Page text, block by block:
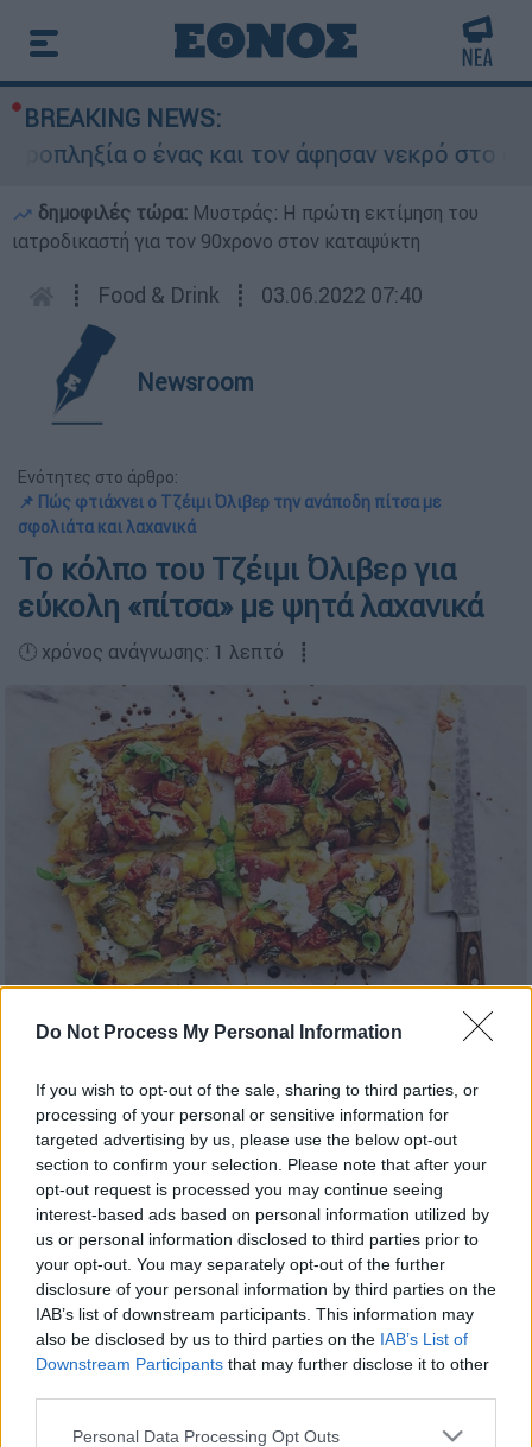
Do Not Process My Personal Information
If you wish to opt-out of the sale, sharing to third parties, or
processing of your personal or sensitive information for
targeted advertising by us, please use the below opt-out
section to confirm your selection. Please note that after your
opt-out request is processed you may continue seeing
interest-based ads based on personal information utilized by
us or personal information disclosed to third parties prior to
your opt-out. You may separately opt-out of the further
disclosure of your personal information by third parties on the
IAB’s list of downstream participants. This information may
also be disclosed by us to third parties on the IAB’s List of
Downstream Participants that may further disclose it to other
Please note that this website/app uses one or more Google
Personal Data Processing Opt Outs
BREAKING NEWS:
ο ένας και τον άφησαν νεκρό στο
δημοφιλές τώρα: Μυστράς: Η πρώτη εκτίμηση του
ιατροδικαστή για τον 90χρονο στον καταψύκτη
┋ Food & Drink ┋ 03.06.2022 07:40
Newsroom
Ενότητες στο άρθρο:
📌 Πώς φτιάχνει ο Τζέιμι Όλιβερ την ανάποδη πίτσα με
σφολιάτα και λαχανικά
Το κόλπο του Τζέιμι Όλιβερ για
εύκολη «πίτσα» με ψητά λαχανικά
🕛 χρόνος ανάγνωσης: 1 λεπτό ┋
Προσθέστε το ΕΘΝΟΣ στη Google
Ο διάσημος Βρετανός σεφ, Τζέιμι
Όλιβερ,ανατρέπει (κυριολεκτικά) την
κλασική συνταγή για εύκολη πίτσα με
σφολιάτα (που συνήθως προψήνεται). Τη
φτιάχνει ανάποδα βάζοντας την επικάλυψη
κάτω και τη ζύμη από πάνω. Δημιουργεί έτσι
μια απολαυστική εκδοχή «πίτσας» ή τάρτας
με ψητά λαχανικά και μοτσαρέλα σε βίντεο
που έχει αναρτήσει στο youtube του
προωθώντας ένα απ’ τα βιβλία